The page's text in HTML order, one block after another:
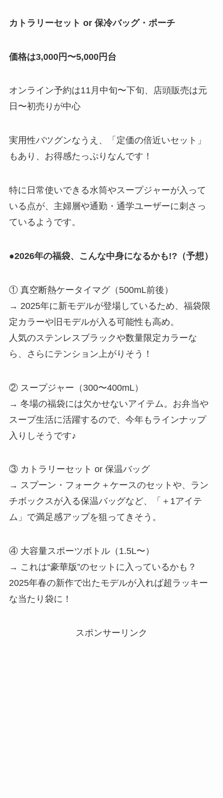
カトラリーセット or 保冷バッグ・ポーチ
価格は3,000円〜5,000円台
オンライン予約は11月中旬〜下旬、店頭販売は元
日〜初売りが中心
実用性バツグンなうえ、「定価の倍近いセット」
もあり、お得感たっぷりなんです！
特に日常使いできる水筒やスープジャーが入って
いる点が、主婦層や通勤・通学ユーザーに刺さっ
ているようです。
●2026年の福袋、こんな中身になるかも!?（予想）
① 真空断熱ケータイマグ（500mL前後）
→ 2025年に新モデルが登場しているため、福袋限
定カラーや旧モデルが入る可能性も高め。
人気のステンレスブラックや数量限定カラーな
ら、さらにテンション上がりそう！
② スープジャー（300〜400mL）
→ 冬場の福袋には欠かせないアイテム。お弁当や
スープ生活に活躍するので、今年もラインナップ
入りしそうです♪
③ カトラリーセット or 保温バッグ
→ スプーン・フォーク＋ケースのセットや、ラン
チボックスが入る保温バッグなど、「＋1アイテ
ム」で満足感アップを狙ってきそう。
④ 大容量スポーツボトル（1.5L〜）
→ これは“豪華版”のセットに入っているかも？
2025年春の新作で出たモデルが入れば超ラッキー
な当たり袋に！
スポンサーリンク